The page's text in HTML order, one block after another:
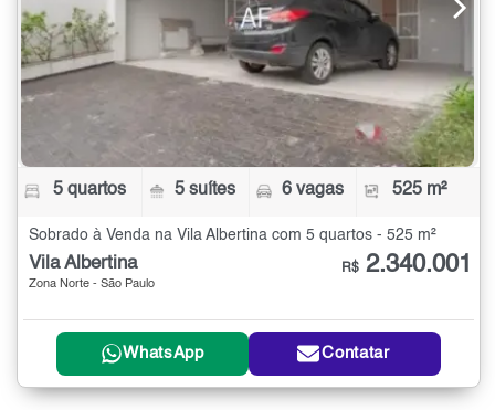
5 quartos 5 suítes 6 vagas 525 m²
Sobrado à Venda na Vila Albertina com 5 quartos - 525 m²
Vila Albertina
Zona Norte - São Paulo
R$ 2.340.001
WhatsApp Contatar